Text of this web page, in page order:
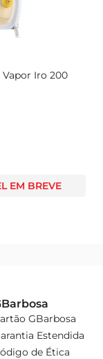
Vapor Iro 200
EM BREVE
GBarbosa
Estendida
de Ética